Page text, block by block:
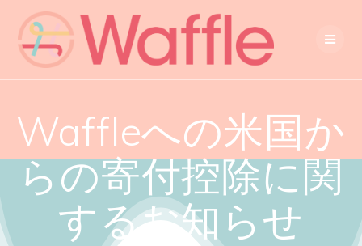
Waffleへの米国か
らの寄付控除に関
するお知らせ